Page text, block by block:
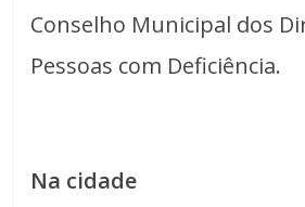
Conselho Municipal dos
Pessoas com Deficiência.
Na cidade